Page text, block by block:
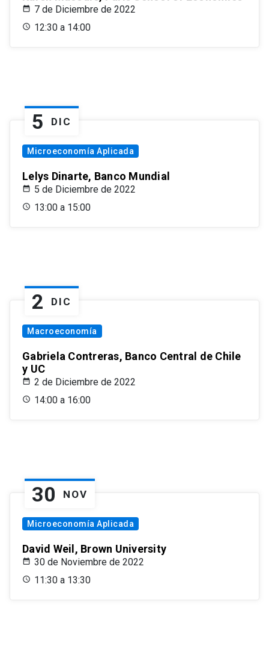
7 de Diciembre de 2022
12:30 a 14:00
5 DIC
Microeconomía Aplicada
Lelys Dinarte, Banco Mundial
5 de Diciembre de 2022
13:00 a 15:00
2 DIC
Macroeconomía
Gabriela Contreras, Banco Central de Chile
y UC
2 de Diciembre de 2022
14:00 a 16:00
30 NOV
Microeconomía Aplicada
David Weil, Brown University
30 de Noviembre de 2022
11:30 a 13:30